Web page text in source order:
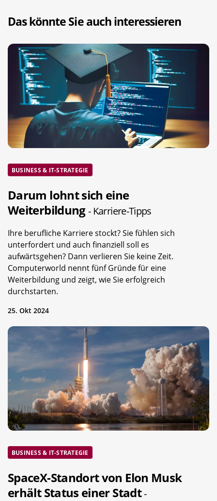
Das könnte Sie auch interessieren
BUSINESS & IT-STRATEGIE
Darum lohnt sich eine
Weiterbildung- Karriere-Tipps
Ihre berufliche Karriere stockt? Sie fühlen sich
unterfordert und auch finanziell soll es
aufwärtsgehen? Dann verlieren Sie keine Zeit.
Computerworld nennt fünf Gründe für eine
Weiterbildung und zeigt, wie Sie erfolgreich
durchstarten.
25. Okt 2024
BUSINESS & IT-STRATEGIE
SpaceX-Standort von Elon Musk
erhält Status einer Stadt-